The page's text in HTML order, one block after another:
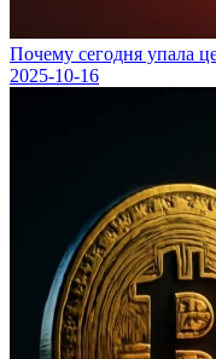
Почему сегодня упала
2025-10-16